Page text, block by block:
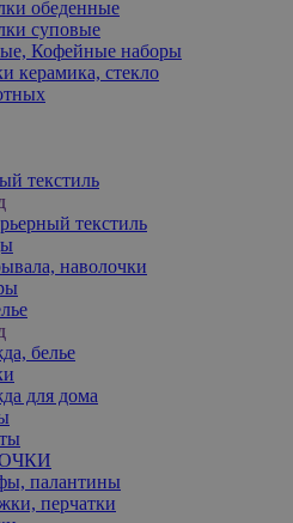
обеденные
суповые
Кофейные наборы
керамика, стекло
текстиль
текстиль
наволочки
белье
для дома
палантины
перчатки